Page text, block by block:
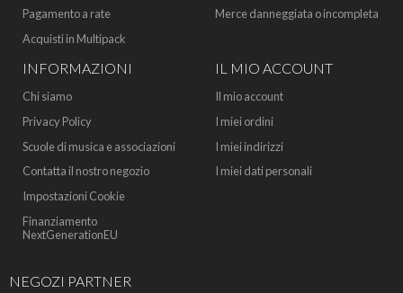
Pagamento a rate
Acquisti in Multipack
Merce danneggiata o incompleta
INFORMAZIONI
Chi siamo
Privacy Policy
Scuole di musica e associazioni
Contatta il nostro negozio
Impostazioni Cookie
Finanziamento
NextGenerationEU
IL MIO ACCOUNT
Il mio account
I miei ordini
I miei indirizzi
I miei dati personali
NEGOZI PARTNER